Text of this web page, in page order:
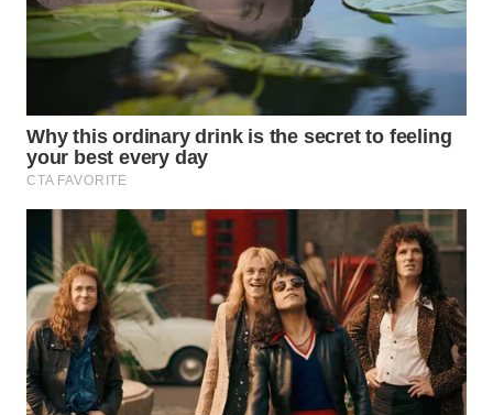
WAHANANEWS
ID
WAHANANEWS
CO ID
WAHANANEWS
NET
WAHANA
SPORT
WAHANA
UMKM